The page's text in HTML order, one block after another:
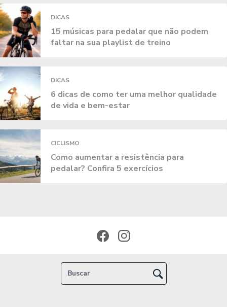
DICAS
15 músicas para pedalar que não podem
faltar na sua playlist de treino
DICAS
6 dicas de como ter uma melhor qualidade
de vida e bem-estar
CICLISMO
Como aumentar a resistência para
pedalar? Confira 5 exercícios